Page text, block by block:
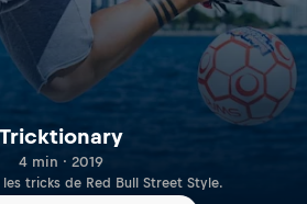
Tricktionary
4 min · 2019
tricks de Red Bull Street Style.